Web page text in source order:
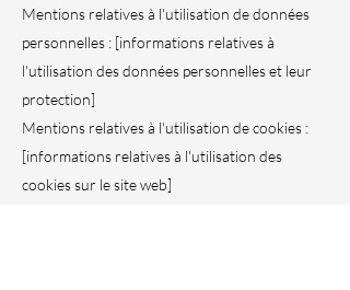
Mentions relatives à l'utilisation de données
personnelles : [informations relatives à
l'utilisation des données personnelles et leur
protection]
Mentions relatives à l'utilisation de cookies :
[informations relatives à l'utilisation des
cookies sur le site web]